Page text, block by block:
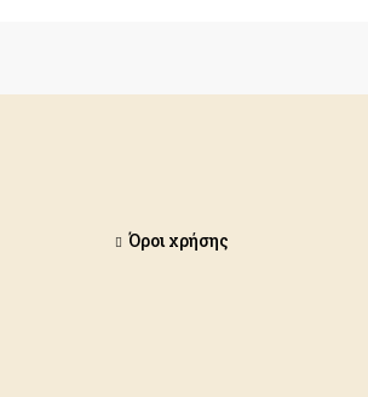
Όροι χρήσης